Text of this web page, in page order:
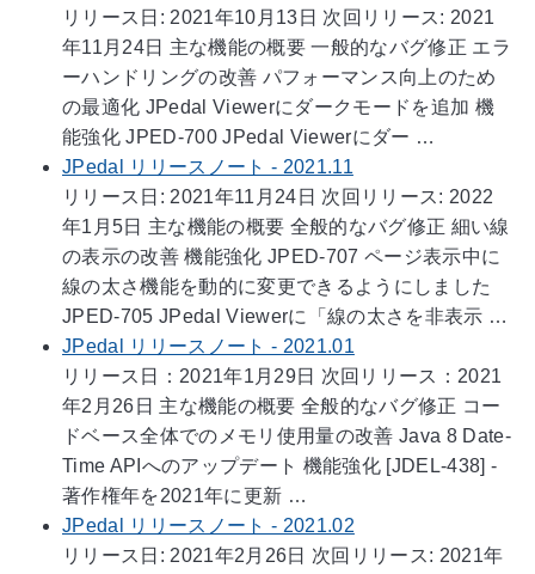
リリース日: 2021年10月13日 次回リリース: 2021
年11月24日 主な機能の概要 一般的なバグ修正 エラ
ーハンドリングの改善 パフォーマンス向上のため
の最適化 JPedal Viewerにダークモードを追加 機
能強化 JPED-700 JPedal Viewerにダー …
JPedal リリースノート - 2021.11
リリース日: 2021年11月24日 次回リリース: 2022
年1月5日 主な機能の概要 全般的なバグ修正 細い線
の表示の改善 機能強化 JPED-707 ページ表示中に
線の太さ機能を動的に変更できるようにしました
JPED-705 JPedal Viewerに「線の太さを非表示 …
JPedal リリースノート - 2021.01
リリース日：2021年1月29日 次回リリース：2021
年2月26日 主な機能の概要 全般的なバグ修正 コー
ドベース全体でのメモリ使用量の改善 Java 8 Date-
Time APIへのアップデート 機能強化 [JDEL-438] -
著作権年を2021年に更新 …
JPedal リリースノート - 2021.02
リリース日: 2021年2月26日 次回リリース: 2021年